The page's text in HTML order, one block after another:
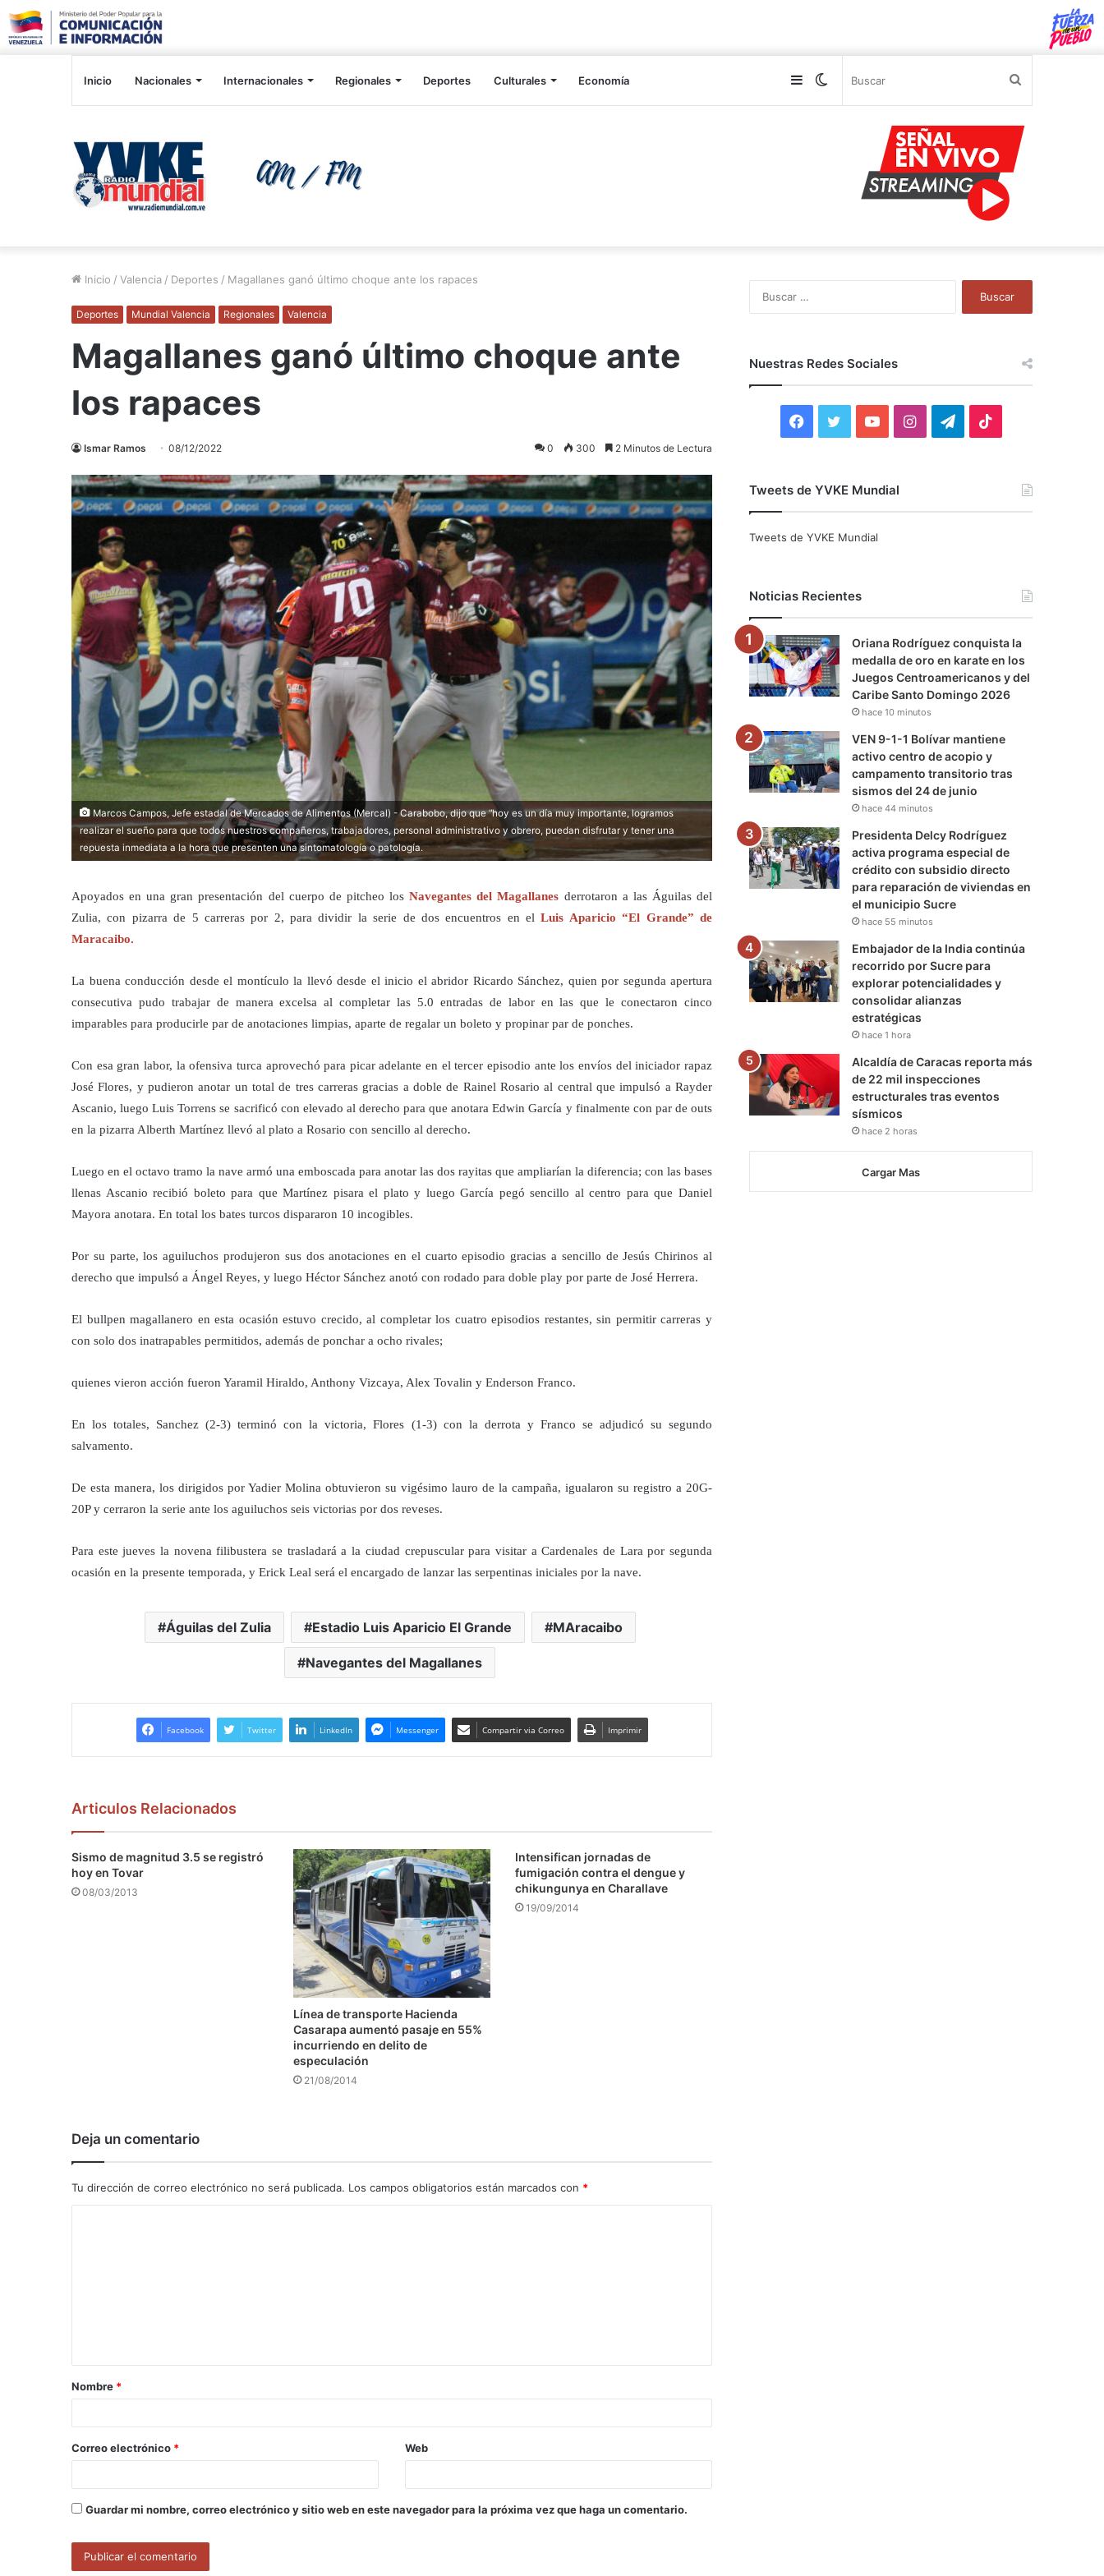
Inicio Nacionales Internacionales Regionales Deportes Culturales Economía Switch
Sidebar
Inicio / Valencia / Deportes / Magallanes ganó último choque ante los rapaces
Deportes Mundial Valencia Regionales Valencia
Magallanes ganó último choque ante
los rapaces
Ismar Ramos 08/12/2022 0 300 2 Minutos de Lectura
Marcos Campos, Jefe estadal de Mercados de Alimentos (Mercal) - Carabobo, dijo que “hoy es un día muy importante, logramos
realizar el sueño para que todos nuestros compañeros, trabajadores, personal administrativo y obrero, puedan disfrutar y tener una
repuesta inmediata a la hora que presenten una sintomatología o patología.
Apoyados en una gran presentación del cuerpo de pitcheo losNavegantes del Magallanes derrotaron a las Águilas del
Zulia, con pizarra de 5 carreras por 2, para dividir la serie de dos encuentros en elLuis Aparicio “El Grande” de
Maracaibo.
La buena conducción desde el montículo la llevó desde el inicio el abridor Ricardo Sánchez, quien por segunda apertura
consecutiva pudo trabajar de manera excelsa al completar las 5.0 entradas de labor en las que le conectaron cinco
imparables para producirle par de anotaciones limpias, aparte de regalar un boleto y propinar par de ponches.
Con esa gran labor, la ofensiva turca aprovechó para picar adelante en el tercer episodio ante los envíos del iniciador rapaz
José Flores, y pudieron anotar un total de tres carreras gracias a doble de Rainel Rosario al central que impulsó a Rayder
Ascanio, luego Luis Torrens se sacrificó con elevado al derecho para que anotara Edwin García y finalmente con par de outs
en la pizarra Alberth Martínez llevó al plato a Rosario con sencillo al derecho.
Luego en el octavo tramo la nave armó una emboscada para anotar las dos rayitas que ampliarían la diferencia; con las bases
llenas Ascanio recibió boleto para que Martínez pisara el plato y luego García pegó sencillo al centro para que Daniel
Mayora anotara. En total los bates turcos dispararon 10 incogibles.
Por su parte, los aguiluchos produjeron sus dos anotaciones en el cuarto episodio gracias a sencillo de Jesús Chirinos al
derecho que impulsó a Ángel Reyes, y luego Héctor Sánchez anotó con rodado para doble play por parte de José Herrera.
El bullpen magallanero en esta ocasión estuvo crecido, al completar los cuatro episodios restantes, sin permitir carreras y
con solo dos inatrapables permitidos, además de ponchar a ocho rivales;
quienes vieron acción fueron Yaramil Hiraldo, Anthony Vizcaya, Alex Tovalin y Enderson Franco.
En los totales, Sanchez (2-3) terminó con la victoria, Flores (1-3) con la derrota y Franco se adjudicó su segundo
salvamento.
De esta manera, los dirigidos por Yadier Molina obtuvieron su vigésimo lauro de la campaña, igualaron su registro a 20G-
20P y cerraron la serie ante los aguiluchos seis victorias por dos reveses.
Para este jueves la novena filibustera se trasladará a la ciudad crepuscular para visitar a Cardenales de Lara por segunda
ocasión en la presente temporada, y Erick Leal será el encargado de lanzar las serpentinas iniciales por la nave.
Águilas del Zulia Estadio Luis Aparicio El Grande MAracaibo
Navegantes del Magallanes
Facebook Twitter LinkedIn Messenger Compartir via Correo Imprimir
Articulos Relacionados
Sismo de magnitud 3.5 se registró
hoy en Tovar
08/03/2013
Línea de transporte Hacienda
Casarapa aumentó pasaje en 55%
incurriendo en delito de
especulación
21/08/2014
Intensifican jornadas de
fumigación contra el dengue y
chikungunya en Charallave
19/09/2014
Deja un comentario
Tu dirección de correo electrónico no será publicada. Los campos obligatorios están marcados con *
a
r
*
Nombre *
Correo electrónico * Web
Guardar mi nombre, correo electrónico y sitio web en este navegador para la próxima vez que haga un comentario.
Nuestras Redes Sociales
F
c
o
k
i
r
Y
u
e
I
r
a
m
T
a
m
Tweets de YVKE Mundial
Tweets de YVKE Mundial
Noticias Recientes
Oriana Rodríguez conquista la
medalla de oro en karate en los
Juegos Centroamericanos y del
Caribe Santo Domingo 2026
hace 10 minutos
VEN 9-1-1 Bolívar mantiene
activo centro de acopio y
campamento transitorio tras
sismos del 24 de junio
hace 44 minutos
Presidenta Delcy Rodríguez
activa programa especial de
crédito con subsidio directo
para reparación de viviendas en
el municipio Sucre
hace 55 minutos
Embajador de la India continúa
recorrido por Sucre para
explorar potencialidades y
consolidar alianzas
estratégicas
hace 1 hora
Alcaldía de Caracas reporta más
de 22 mil inspecciones
estructurales tras eventos
sísmicos
hace 2 horas
Cargar Mas